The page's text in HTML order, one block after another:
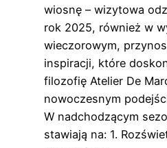
wiosnę – wizytowa
rok 2025, również w
wieczorowym,
inspiracji, które
filozofię Atelier De
nowoczesnym
W nadchodzącym
stawiają na: 1.